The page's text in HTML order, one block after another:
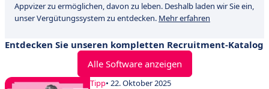
Appvizer zu ermöglichen, davon zu leben. Deshalb laden wir Sie ein,
unser Vergütungssystem zu entdecken. Mehr erfahren
Entdecken Sie unseren kompletten Recruitment-Katalog
Alle Software anzeigen
Tipp• 22. Oktober 2025